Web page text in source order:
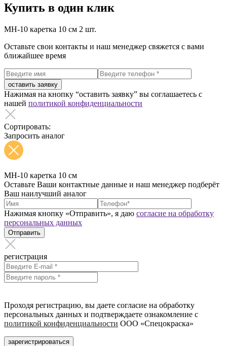
Купить в один клик
MH-10 каретка 10 см 2 шт.
Оставьте свои контакты и наш менеджер свяжется с вами
ближайшее время
оставить заявку
Нажимая на кнопку “оставить заявку” вы соглашаетесь с
нашей политикой конфиденциальности
Сортировать:
Запросить аналог
MH-10 каретка 10 см
Оставьте Ваши контактные данные и наш менеджер подберёт
Ваш наилучший аналог
Нажимая кнопку «Отправить», я даю согласие на обработку
персональных данных
Отправить
регистрация
Проходя регистрацию, вы даете согласие на обработку
персональных данных и подтверждаете ознакомление с
политикой конфиденциальности ООО «Спецокраска»
зарегистрироваться